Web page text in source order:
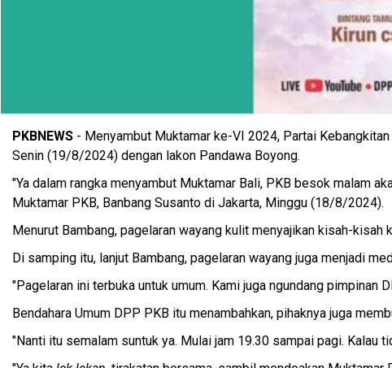
Jelang Muktamar PKB
PKBNEWS - Menyambut Muktamar ke-VI 2024, Partai
Senin (19/8/2024) dengan lakon Pandawa Boyong.
"Ya dalam rangka menyambut Muktamar Bali, PKB besok malam
Muktamar PKB, Banbang Susanto di Jakarta, Minggu (18/8/2024).
Menurut Bambang, pagelaran wayang kulit menyajikan kisah-
Di samping itu, lanjut Bambang, pagelaran wayang juga menjadi
"Pagelaran ini terbuka untuk umum. Kami juga ngundang pimpinan
Bendahara Umum DPP PKB itu menambahkan, pihaknya juga
"Nanti itu semalam suntuk ya. Mulai jam 19.30 sampai pagi. Kalau